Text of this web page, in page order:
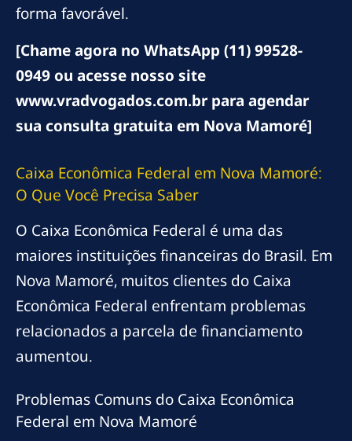
forma favorável.
[Chame agora no WhatsApp (11) 99528-
0949 ou acesse nosso site
www.vradvogados.com.br para agendar
sua consulta gratuita em Nova Mamoré]
Caixa Econômica Federal em Nova Mamoré:
O Que Você Precisa Saber
O Caixa Econômica Federal é uma das
maiores instituições financeiras do Brasil. Em
Nova Mamoré, muitos clientes do Caixa
Econômica Federal enfrentam problemas
relacionados a parcela de financiamento
aumentou.
Problemas Comuns do Caixa Econômica
Federal em Nova Mamoré